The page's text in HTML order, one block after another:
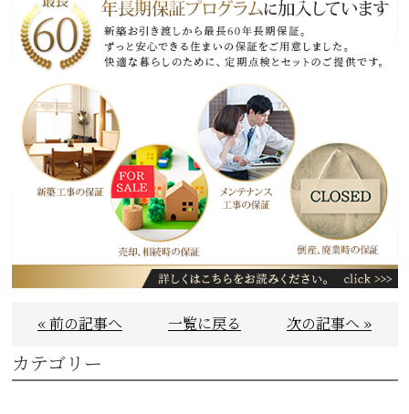
« 前の記事へ 一覧に戻る 次の記事へ »
カテゴリー